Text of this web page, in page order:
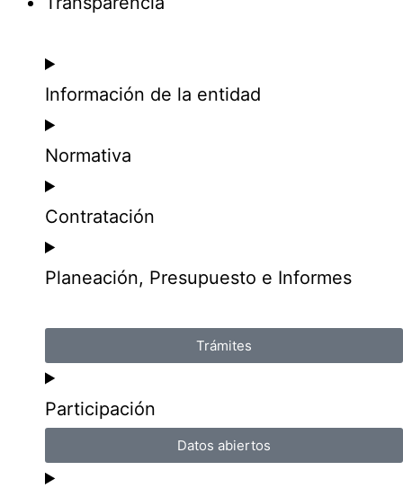
Información de la entidad
Normativa
Contratación
Planeación, Presupuesto e Informes
Trámites
Participación
Datos abiertos